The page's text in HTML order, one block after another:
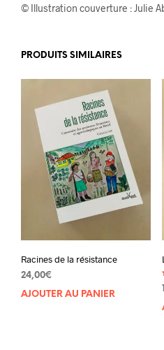
© Illustration couverture : Julie
PRODUITS SIMILAIRES
Racines de la résistance
24,00€
AJOUTER AU PANIER